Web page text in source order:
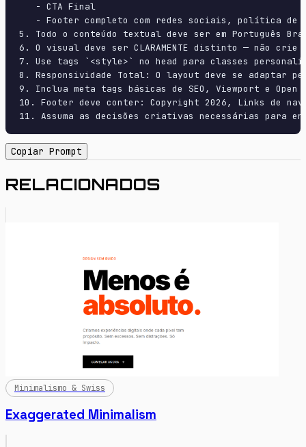
   - CTA Final
- Footer completo com redes sociais, política
5. Todo o conteúdo textual deve ser em Português
6. O visual deve ser CLARAMENTE distinto — não
7. Use tags `<style>` no head para classes
8. Responsividade Total: O layout deve se adaptar
9. Inclua meta tags básicas de SEO, Viewport e Open
10. Footer deve conter: Copyright 2026, Links de
11. Assuma as decisões criativas necessárias para
Copiar Prompt
RELACIONADOS
Minimalismo & Swiss
Exaggerated Minimalism